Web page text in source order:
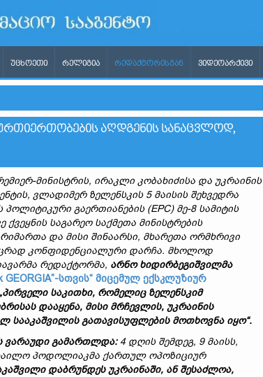
ᲣᲪᲮᲝᲔᲗᲘ ᲠᲔᲚᲘᲒᲘᲐ ᲠᲔᲓᲐᲥᲢᲝᲠᲘᲡᲒᲐᲜ ᲕᲘᲓᲔᲝᲐᲠᲥᲘᲕᲘ
ᲐᲦᲓᲒᲔᲜᲘᲡ ᲡᲐᲜᲐᲪᲕᲚᲝᲓ,
-მინისტრის, ირაკლი კობახიძისა და უკრაინის
, ვლადიმერ ზელენსკის5მაისის შეხვედრა
პოლიტიკური გაერთიანების(EPC) მე-8 სამიტის
ქვეყნის საგარეო საქმეთა მინისტრების
და მისი შინაარსი, მხარეთა ორმხრივი
კონფიდენციალური დარჩა. მხოლოდ
რედაქტორმა, არნო ხიდირბეგიშვილმა
GEORGIA”-სთვის“ მიცემულ ექსკლუზიურ
პირველი საკითხი, რომელიც ზელენსკიმ
დააყენა, მისი მრჩევლის, უკრაინის
სააკაშვილის გათავისუფლების მოთხოვნა იყო“.
ვარაუდი გამართლდა:4 დღის შემდეგ, 9 მაისს,
პოდოლიაკმა ქართულ ოპოზიციურ
დაბრუნდეს უკრაინაში, ან შესაძლოა,